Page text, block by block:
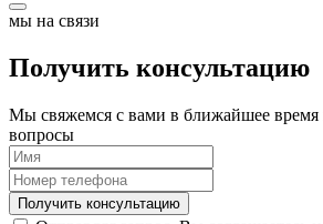
мы на связи
Получить консультацию
Мы свяжемся с вами в ближайшее время
вопросы
Получить консультацию